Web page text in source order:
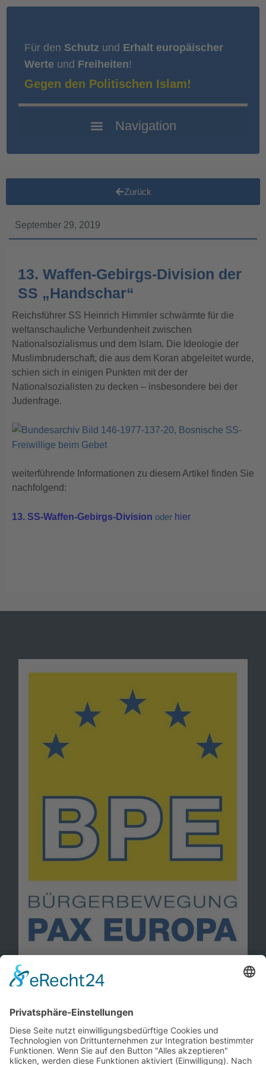
Für den Schutz und Erhalt europäischer
Werte und Freiheiten!
Gegen den Politischen Islam!
Zurück
September 29, 2019
13. Waffen-Gebirgs-Division der
SS „Handschar“
Reichsführer SS Heinrich Himmler schwärmte für die
weltanschauliche Verbundenheit zwischen
Nationalsozialismus und dem Islam. Die Ideologie der
Muslimbruderschaft, die aus dem Koran abgeleitet wurde,
schien sich in einigen Punkten mit der der
Nationalsozialisten zu decken – insbesondere bei der
Judenfrage.
weiterführende Informationen zu diesem Artikel finden Sie
nachfolgend:
13. SS-Waffen-Gebirgs-Division oder hier
Kontakt
Mitglied werden!